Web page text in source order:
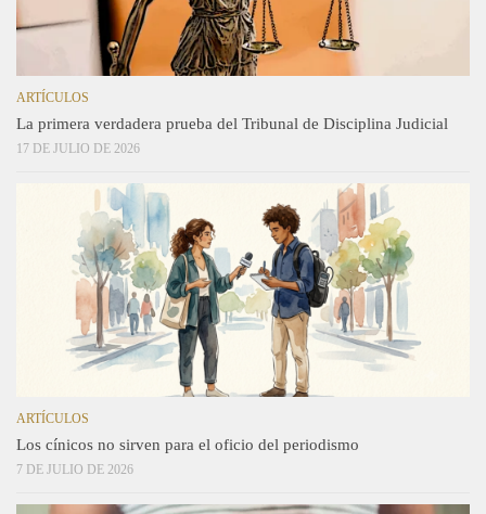
ARTÍCULOS
La primera verdadera prueba del Tribunal de Disciplina Judicial
17 DE JULIO DE 2026
ARTÍCULOS
Los cínicos no sirven para el oficio del periodismo
7 DE JULIO DE 2026